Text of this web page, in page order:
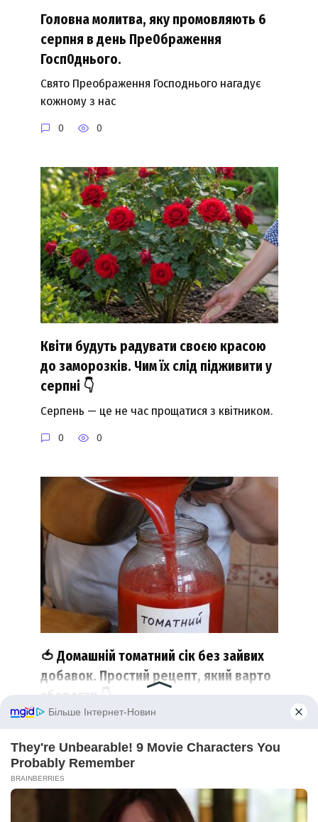
Головна молитва, яку промовляють 6
серпня в день Пре0браження
Госп0днього.
Свято Преображення Господнього нагадує
кожному з нас
0 0
Квіти будуть радувати своєю красою
до заморозків. Чим їх слід підживити у
серпні 👇
Серпень — це не час прощатися з квітником.
0 0
🍅 Домашній томатний сік без зайвих
добавок. Простий рецепт, який варто
Є речі, смак яких неможливо порівняти з
0 0